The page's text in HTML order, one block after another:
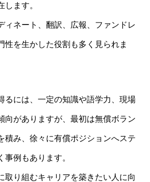
します。
ィネート、翻訳、広報、ファンドレ
性を生かした役割も多く見られま
るには、一定の知識や語学力、現場
向がありますが、最初は無償ボラン
積み、徐々に有償ポジションへステ
事例もあります。
取り組むキャリアを築きたい人に向